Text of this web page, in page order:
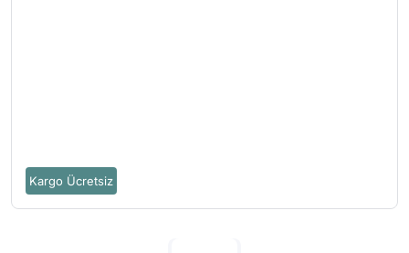
Kargo Ücretsiz